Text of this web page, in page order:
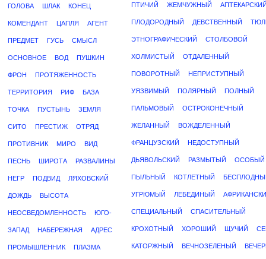
ГОЛОВА ШЛАК КОНЕЦ
КОМЕНДАНТ ЦАПЛЯ АГЕНТ
ПРЕДМЕТ ГУСЬ СМЫСЛ
ОСНОВНОЕ ВОД ПУШКИН
ФРОН ПРОТЯЖЕННОСТЬ
ТЕРРИТОРИЯ РИФ БАЗА
ТОЧКА ПУСТЫНЬ ЗЕМЛЯ
СИТО ПРЕСТИЖ ОТРЯД
ПРОТИВНИК МИРО ВИД
ПЕСНЬ ШИРОТА РАЗВАЛИНЫ
НЕГР ПОДВИД ЛЯХОВСКИЙ
ДОЖДЬ ВЫСОТА
НЕОСВЕДОМЛЕННОСТЬ ЮГО-
ЗАПАД НАБЕРЕЖНАЯ АДРЕС
ПРОМЫШЛЕННИК ПЛАЗМА
ПТИЧИЙ ЖЕМЧУЖНЫЙ
ПЛОДОРОДНЫЙ ДЕВСТВЕННЫЙ
ЭТНОГРАФИЧЕСКИЙ СТОЛБОВОЙ
ХОЛМИСТЫЙ ОТДАЛЕННЫЙ
ПОВОРОТНЫЙ НЕПРИСТУПНЫЙ
УЯЗВИМЫЙ ПОЛЯРНЫЙ ПОЛНЫЙ
ПАЛЬМОВЫЙ ОСТРОКОНЕЧНЫЙ
ЖЕЛАННЫЙ ВОЖДЕЛЕННЫЙ
ФРАНЦУЗСКИЙ НЕДОСТУПНЫЙ
ДЬЯВОЛЬСКИЙ РАЗМЫТЫЙ ОСОБЫЙ
ПЫЛЬНЫЙ КОТЛЕТНЫЙ
УГРЮМЫЙ ЛЕБЕДИНЫЙ
СПЕЦИАЛЬНЫЙ СПАСИТЕЛЬНЫЙ
КРОХОТНЫЙ ХОРОШИЙ ЩУЧИЙ
КАТОРЖНЫЙ ВЕЧНОЗЕЛЕНЫЙ